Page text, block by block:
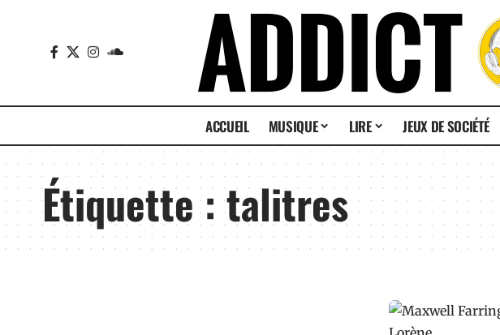
ACCUEIL MUSIQUE LIRE JEUX DE SOCIÉTÉ
Étiquette :talitres